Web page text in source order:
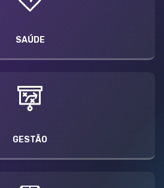
SAÚDE
GESTÃO